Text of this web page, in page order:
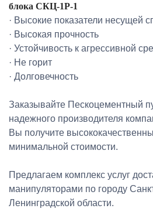
блока СКЦ-1Р-1
· Высокие показатели несущей
· Высокая прочность
· Устойчивость к агрессивной
· Не горит
· Долговечность
Заказывайте Пескоцементный
надежного производителя
Вы получите
минимальной стоимости.
Предлагаем комплекс услуг
манипуляторами по городу
Ленинградской области.